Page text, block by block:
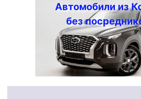
Автомобили из
без